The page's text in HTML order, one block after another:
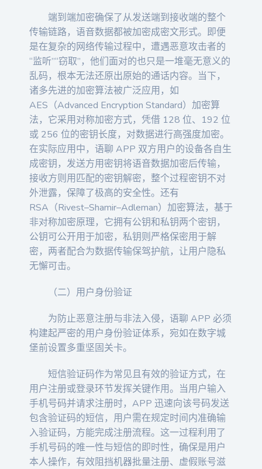
端到端加密确保了从发送端到接收端的整个
传输链路，语音数据都被加密成密文形式。即便
是在复杂的网络传输过程中，遭遇恶意攻击者的
“监听”“窃取”，他们面对的也只是一堆毫无意义的
乱码，根本无法还原出原始的通话内容。当下，
诸多先进的加密算法被广泛应用，如
AES（Advanced Encryption Standard）加密算
法，它采用对称加密方式，凭借 128 位、192 位
或 256 位的密钥长度，对数据进行高强度加密。
在实际应用中，语聊 APP 双方用户的设备各自生
成密钥，发送方用密钥将语音数据加密后传输，
接收方则用匹配的密钥解密，整个过程密钥不对
外泄露，保障了极高的安全性。还有
RSA（Rivest–Shamir–Adleman）加密算法，基于
非对称加密原理，它拥有公钥和私钥两个密钥，
公钥可公开用于加密，私钥则严格保密用于解
密，两者配合为数据传输保驾护航，让用户隐私
无懈可击。
（二）用户身份验证
为防止恶意注册与非法入侵，语聊 APP 必须
构建起严密的用户身份验证体系，宛如在数字城
堡前设置多重坚固关卡。
短信验证码作为常见且有效的验证方式，在
用户注册或登录环节发挥关键作用。当用户输入
手机号码并请求注册时，APP 迅速向该号码发送
包含验证码的短信，用户需在规定时间内准确输
入验证码，方能完成注册流程。这一过程利用了
手机号码的唯一性与短信的即时性，确保是用户
本人操作，有效阻挡机器批量注册、虚假账号滋